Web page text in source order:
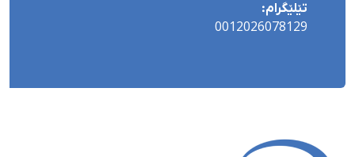
تێلێگرام:
0012026078129